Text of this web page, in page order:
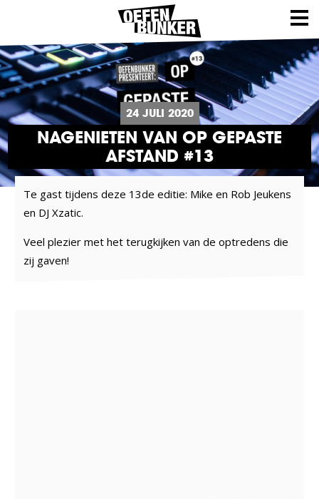
24 JULI 2020
NAGENIETEN VAN OP GEPASTE
AFSTAND #13
Te gast tijdens deze 13de editie: Mike en Rob Jeukens
en DJ Xzatic.
Veel plezier met het terugkijken van de optredens die
zij gaven!